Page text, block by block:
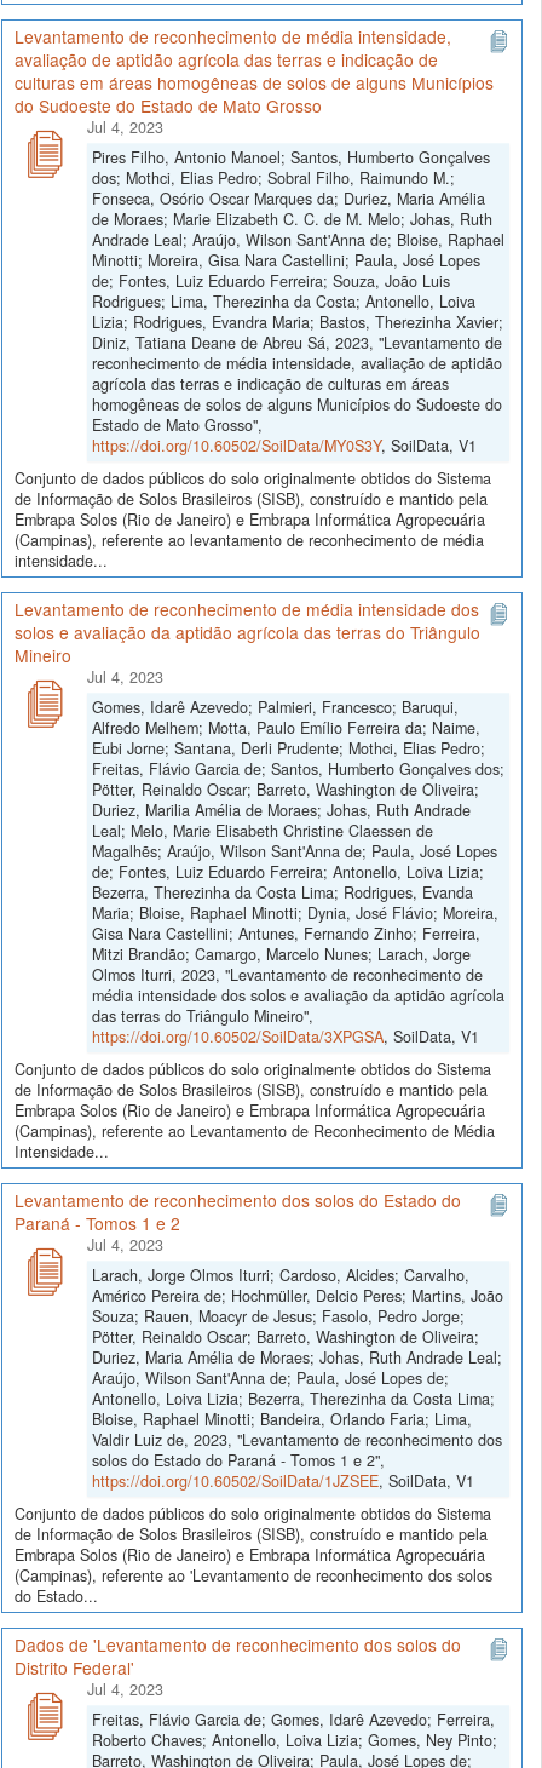
Levantamento de reconhecimento de média intensidade,
avaliação de aptidão agrícola das terras e indicação de
culturas em áreas homogêneas de solos de alguns Municípios
do Sudoeste do Estado de Mato Grosso
Jul 4, 2023
Pires Filho, Antonio Manoel; Santos, Humberto Gonçalves
dos; Mothci, Elias Pedro; Sobral Filho, Raimundo M.;
Fonseca, Osório Oscar Marques da; Duriez, Maria Amélia
de Moraes; Marie Elizabeth C. C. de M. Melo; Johas, Ruth
Andrade Leal; Araújo, Wilson Sant'Anna de; Bloise, Raphael
Minotti; Moreira, Gisa Nara Castellini; Paula, José Lopes
de; Fontes, Luiz Eduardo Ferreira; Souza, João Luis
Rodrigues; Lima, Therezinha da Costa; Antonello, Loiva
Lizia; Rodrigues, Evandra Maria; Bastos, Therezinha Xavier;
Diniz, Tatiana Deane de Abreu Sá, 2023, "Levantamento de
reconhecimento de média intensidade, avaliação de aptidão
agrícola das terras e indicação de culturas em áreas
homogêneas de solos de alguns Municípios do Sudoeste do
Estado de Mato Grosso",
https://doi.org/10.60502/SoilData/MY0S3Y, SoilData, V1
Conjunto de dados públicos do solo originalmente obtidos do Sistema
de Informação de Solos Brasileiros (SISB), construído e mantido pela
Embrapa Solos (Rio de Janeiro) e Embrapa Informática Agropecuária
(Campinas), referente ao levantamento de reconhecimento de média
intensidade...
Levantamento de reconhecimento de média intensidade dos
solos e avaliação da aptidão agrícola das terras do Triângulo
Mineiro
Jul 4, 2023
Gomes, Idarê Azevedo; Palmieri, Francesco; Baruqui,
Alfredo Melhem; Motta, Paulo Emílio Ferreira da; Naime,
Eubi Jorne; Santana, Derli Prudente; Mothci, Elias Pedro;
Freitas, Flávio Garcia de; Santos, Humberto Gonçalves dos;
Pötter, Reinaldo Oscar; Barreto, Washington de Oliveira;
Duriez, Marilia Amélia de Moraes; Johas, Ruth Andrade
Leal; Melo, Marie Elisabeth Christine Claessen de
Magalhẽs; Araújo, Wilson Sant'Anna de; Paula, José Lopes
de; Fontes, Luiz Eduardo Ferreira; Antonello, Loiva Lizia;
Bezerra, Therezinha da Costa Lima; Rodrigues, Evanda
Maria; Bloise, Raphael Minotti; Dynia, José Flávio; Moreira,
Gisa Nara Castellini; Antunes, Fernando Zinho; Ferreira,
Mitzi Brandão; Camargo, Marcelo Nunes; Larach, Jorge
Olmos Iturri, 2023, "Levantamento de reconhecimento de
média intensidade dos solos e avaliação da aptidão agrícola
das terras do Triângulo Mineiro",
https://doi.org/10.60502/SoilData/3XPGSA, SoilData, V1
Conjunto de dados públicos do solo originalmente obtidos do Sistema
de Informação de Solos Brasileiros (SISB), construído e mantido pela
Embrapa Solos (Rio de Janeiro) e Embrapa Informática Agropecuária
(Campinas), referente ao Levantamento de Reconhecimento de Média
Intensidade...
Levantamento de reconhecimento dos solos do Estado do
Paraná - Tomos 1 e 2
Jul 4, 2023
Larach, Jorge Olmos Iturri; Cardoso, Alcides; Carvalho,
Américo Pereira de; Hochmüller, Delcio Peres; Martins, João
Souza; Rauen, Moacyr de Jesus; Fasolo, Pedro Jorge;
Pötter, Reinaldo Oscar; Barreto, Washington de Oliveira;
Duriez, Maria Amélia de Moraes; Johas, Ruth Andrade Leal;
Araújo, Wilson Sant'Anna de; Paula, José Lopes de;
Antonello, Loiva Lizia; Bezerra, Therezinha da Costa Lima;
Bloise, Raphael Minotti; Bandeira, Orlando Faria; Lima,
Valdir Luiz de, 2023, "Levantamento de reconhecimento dos
solos do Estado do Paraná - Tomos 1 e 2",
https://doi.org/10.60502/SoilData/1JZSEE, SoilData, V1
Conjunto de dados públicos do solo originalmente obtidos do Sistema
de Informação de Solos Brasileiros (SISB), construído e mantido pela
Embrapa Solos (Rio de Janeiro) e Embrapa Informática Agropecuária
(Campinas), referente ao 'Levantamento de reconhecimento dos solos
do Estado...
Dados de 'Levantamento de reconhecimento dos solos do
Distrito Federal'
Jul 4, 2023
Freitas, Flávio Garcia de; Gomes, Idarê Azevedo; Ferreira,
Roberto Chaves; Antonello, Loiva Lizia; Gomes, Ney Pinto;
Barreto, Washington de Oliveira; Paula, José Lopes de;